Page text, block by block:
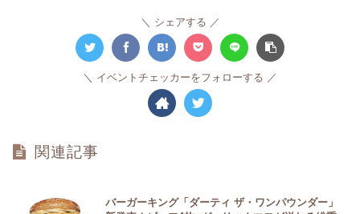
シェアする
イベントチェッカーをフォローする
関連記事
バーガーキング「ダーティ ザ・ワンパウンダー」